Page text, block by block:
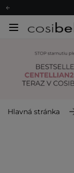
Hlavná stránka